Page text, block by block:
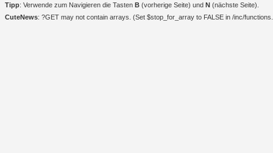
Tipp: Verwende zum Navigieren die Tasten B (vorherige Seite) und N (nächste Seite).
CuteNews: ?GET may not contain arrays. (Set $stop_for_array to FALSE in /inc/